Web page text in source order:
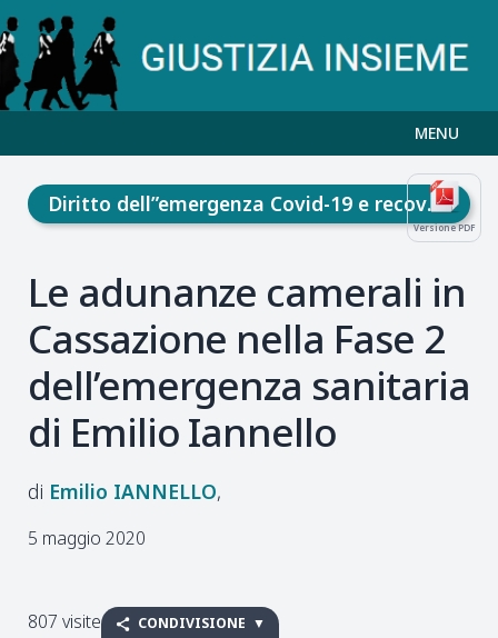
MENU
Versione PDF
Diritto dell”emergenza Covid-19 e recovery fund
Le adunanze camerali in
Cassazione nella Fase 2
dell’emergenza sanitaria
di Emilio Iannello
Emilio IANNELLO
5 maggio 2020
807 visite CONDIVISIONE